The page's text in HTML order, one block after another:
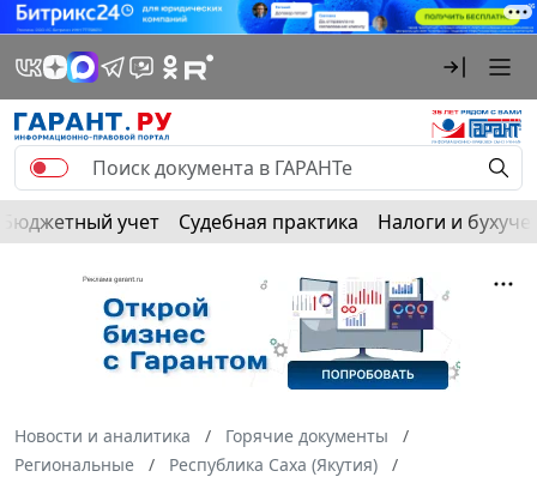
Бюджетный учет Судебная практика Налоги и
Новости и аналитика
Горячие документы
Региональные
Республика Саха (Якутия)